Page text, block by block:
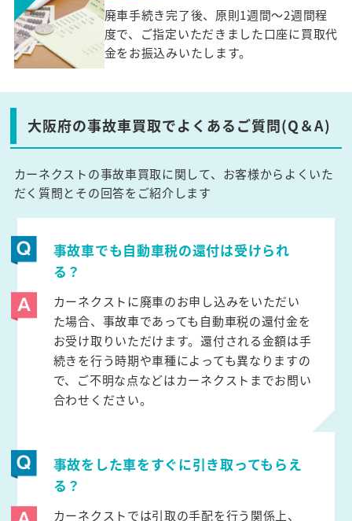
廃車手続き完了後、原則1週間～2週間程
度で、ご指定いただきました口座に買取代
金をお振込みいたします。
大阪府の事故車買取でよくあるご質問(Q＆A)
カーネクストの事故車買取に関して、お客様からよくいた
だく質問とその回答をご紹介します
事故車でも自動車税の還付は受けられ
る？
カーネクストに廃車のお申し込みをいただい
た場合、事故車であっても自動車税の還付金を
お受け取りいただけます。還付される金額は手
続きを行う時期や車種によっても異なりますの
で、ご不明な点などはカーネクストまでお問い
合わせください。
事故をした車をすぐに引き取ってもらえ
る？
カーネクストでは引取の手配を行う関係上、